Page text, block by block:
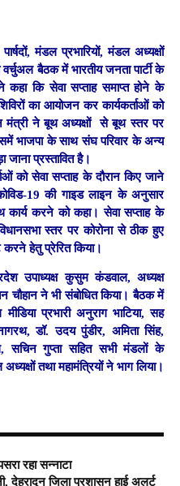
मंडल प्रभारियों, मंडल अध्यक्षों
वर्चुअल बैठक में भारतीय जनता पार्टी के
कि सेवा सप्ताह समाप्त होने के
का आयोजन कर कार्यकर्ताओं को
मंत्री ने बूथ अध्यक्षों से बूथ स्तर पर
भाजपा के साथ संघ परिवार के अन्य
जाना प्रस्तावित है।
को सेवा सप्ताह के दौरान किए जाने
19 की गाइड लाइन के अनुसार
करने को कहा। सेवा सप्ताह के
स्तर पर कोरोना से ठीक हुए
करने हेतु प्रेरित किया।
उपाध्यक्ष कुसुम कंडवाल, अध्यक्ष
चौहान ने भी संबोधित किया। बैठक में
प्रभारी अनुराग भाटिया, सह
डॉ. उदय पुंडीर, अमिता सिंह,
सचिन गुप्ता सहित सभी मंडलों के
अध्यक्षों तथा महामंत्रियों ने भाग लिया।
रहा सन्नाटा
देहरादून जिला प्रशासन हाई अलर्ट